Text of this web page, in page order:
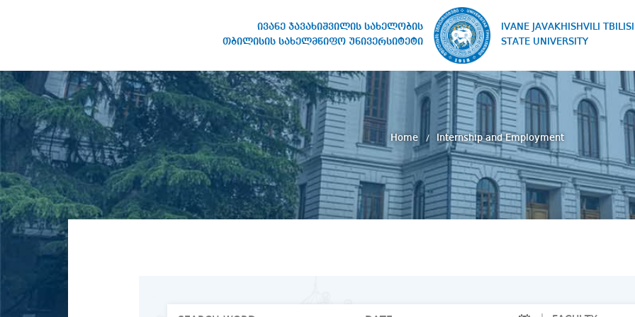
ივანე ჯავახიშვილის სახელობის
თბილისის სახელმწიფო უნივერსიტეტი
IVANE JAVAKHISHVILI TBILISI
STATE UNIVERSITY
STATE UNIVERSITY
Home Internship and Employment